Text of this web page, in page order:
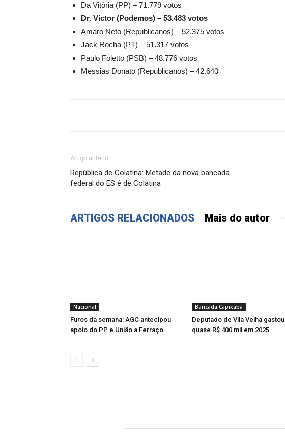
Da Vitória (PP) – 71.779 votos
Dr. Victor (Podemos) – 53.483 votos
Amaro Neto (Republicanos) – 52.375 votos
Jack Rocha (PT) – 51.317 votos
Paulo Foletto (PSB) – 48.776 votos
Messias Donato (Republicanos) – 42.640
Artigo anterior
República de Colatina: Metade da nova bancada
federal do ES é de Colatina
ARTIGOS RELACIONADOS Mais do autor
Nacional
Furos da semana: AGC antecipou
apoio do PP e União a Ferraço
Bancada Capixaba
Deputado de Vila Velha gastou
quase R$ 400 mil em 2025